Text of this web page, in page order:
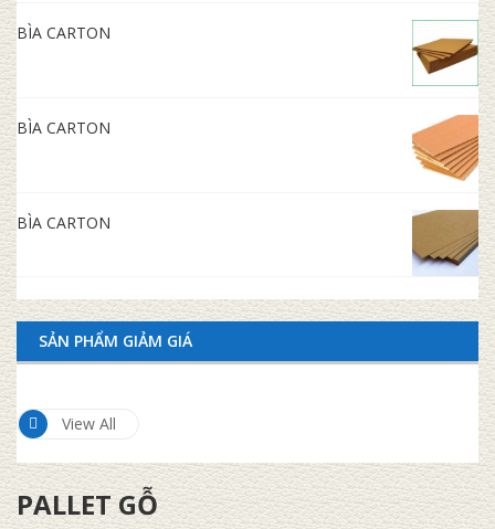
BÌA CARTON
BÌA CARTON
BÌA CARTON
SẢN PHẨM GIẢM GIÁ
View All
PALLET GỖ